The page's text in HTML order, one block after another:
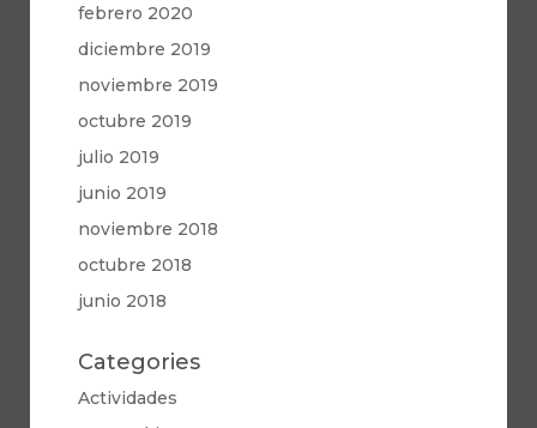
febrero 2020
diciembre 2019
noviembre 2019
octubre 2019
julio 2019
junio 2019
noviembre 2018
octubre 2018
junio 2018
Categories
Actividades